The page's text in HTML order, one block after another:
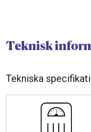
Teknisk
Tekniska